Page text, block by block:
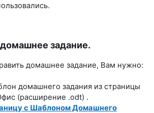
задание.
домашнее задание, Вам нужно:
домашнего задания из страницы
(расширение .odt) .
с Шаблоном Домашнего